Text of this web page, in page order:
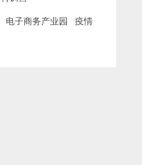
电子商务产业园
疫情